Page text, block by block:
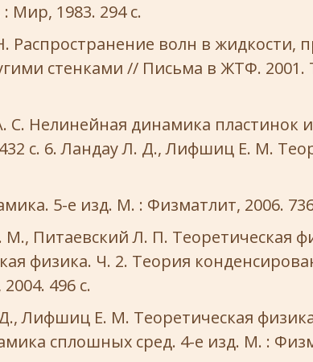
Мир, 1983. 294 с.
Распространение волн в жидкости,
стенками // Письма в ЖТФ. 2001.
С. Нелинейная динамика пластинок
с. 6. Ландау Л. Д., Лифшиц Е. М.
5-е изд. М. : Физматлит, 2006.
Питаевский Л. П. Теоретическая
физика. Ч. 2. Теория
496 с.
Лифшиц Е. М. Теоретическая физика
сплошных сред. 4-е изд. М. :